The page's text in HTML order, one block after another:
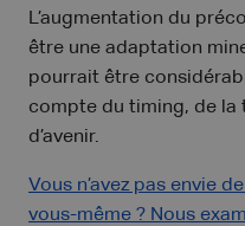
L’augmentation du
être une adaptation
pourrait être
compte du timing, de
d’avenir.
Vous n’avez pas envie
vous-même ? Nous